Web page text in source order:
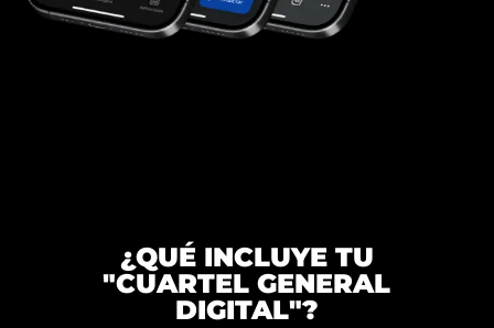
¿QUÉ INCLUYE TU
"CUARTEL GENERAL
DIGITAL"?